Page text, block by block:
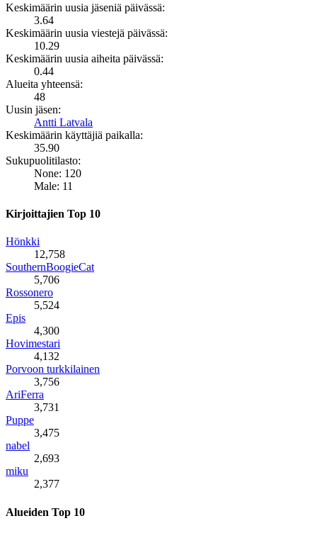
Keskimäärin uusia jäseniä päivässä:
3.64
Keskimäärin uusia viestejä päivässä:
10.29
Keskimäärin uusia aiheita päivässä:
0.44
Alueita yhteensä:
48
Uusin jäsen:
Antti Latvala
Keskimäärin käyttäjiä paikalla:
35.90
Sukupuolitilasto:
None: 120
Male: 11
Kirjoittajien Top 10
Hönkki
12,758
SouthernBoogieCat
5,706
Rossonero
5,524
Epis
4,300
Hovimestari
4,132
Porvoon turkkilainen
3,756
AriFerra
3,731
Puppe
3,475
nabel
2,693
miku
2,377
Alueiden Top 10